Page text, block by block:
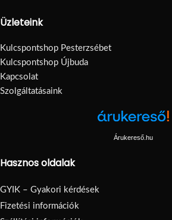
Üzleteink
Kulcspontshop Pesterzsébet
Kulcspontshop Újbuda
Kapcsolat
Szolgáltatásaink
Árukereső.hu
Hasznos oldalak
GYIK – Gyakori kérdések
Fizetési információk